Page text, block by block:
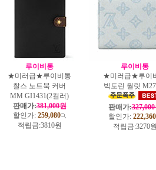
루이비통
★미러급★루이비통
찰스 노트북 커버
MM GI1431(2컬러)
판매가:381,000원
할인가: 259,080
적립금:3810원
루이비통
★미러급★루이
빅토린 월릿
판매가:
할인가: 222,360
적립금:3270